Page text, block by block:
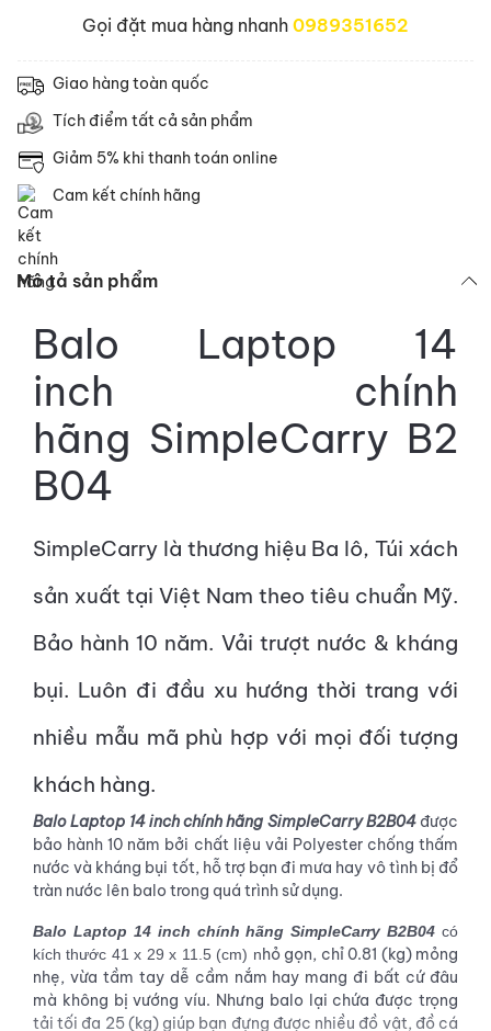
Gọi đặt mua hàng nhanh 0989351652
Giao hàng toàn quốc
Tích điểm tất cả sản phẩm
Giảm 5% khi thanh toán online
Cam kết chính hãng
Mô tả sản phẩm
Balo
Laptop 14
inch chính
hãng SimpleCarry B2
B04
SimpleCarry là thương hiệu Ba lô, Túi xách
sản xuất tại Việt Nam theo tiêu chuẩn Mỹ.
Bảo hành 10 năm. Vải trượt nước & kháng
bụi. Luôn đi đầu xu hướng thời trang với
nhiều mẫu mã phù hợp với mọi đối tượng
khách hàng.
Balo Laptop 14 inch chính hãng SimpleCarry B2B04được
bảo hành 10 năm bởi chất liệu vải Polyester chống thấm
nước và kháng bụi tốt, hỗ trợ bạn đi mưa hay vô tình bị đổ
tràn nước lên balo trong quá trình sử dụng.
Balo Laptop 14 inch chính hãng SimpleCarry B2B04 có
kích thước 41 x 29 x 11.5 (cm) nhỏ gọn, chỉ 0.81 (kg) mỏng
nhẹ, vừa tầm tay dễ cầm nắm hay mang đi bất cứ đâu
mà không bị vướng víu. Nhưng balo lại chứa được trọng
tải tối đa 25 (kg) giúp bạn đựng được nhiều đồ vật, đồ cá